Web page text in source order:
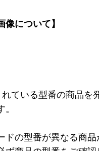
像について】
ている型番の商品を
ドの型番が異なる商